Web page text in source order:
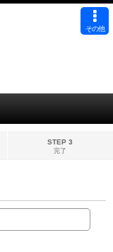
その他
STEP 3
完了